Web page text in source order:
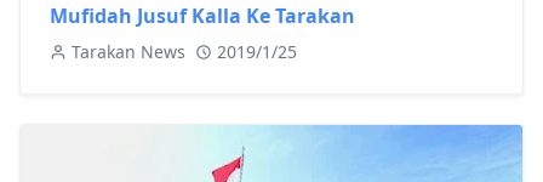
Mufidah Jusuf Kalla Ke Tarakan
Tarakan News 2019/1/25